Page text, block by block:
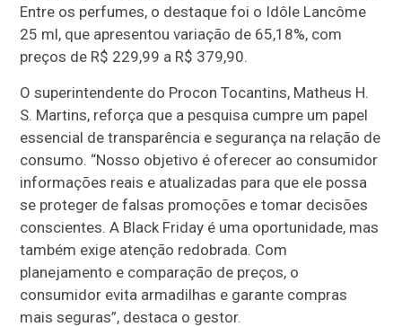
Entre os perfumes, o destaque foi o Idôle Lancôme
25 ml, que apresentou variação de 65,18%, com
preços de R$ 229,99 a R$ 379,90.
O superintendente do Procon Tocantins, Matheus H.
S. Martins, reforça que a pesquisa cumpre um papel
essencial de transparência e segurança na relação de
consumo. “Nosso objetivo é oferecer ao consumidor
informações reais e atualizadas para que ele possa
se proteger de falsas promoções e tomar decisões
conscientes. A Black Friday é uma oportunidade, mas
também exige atenção redobrada. Com
planejamento e comparação de preços, o
consumidor evita armadilhas e garante compras
mais seguras”, destaca o gestor.